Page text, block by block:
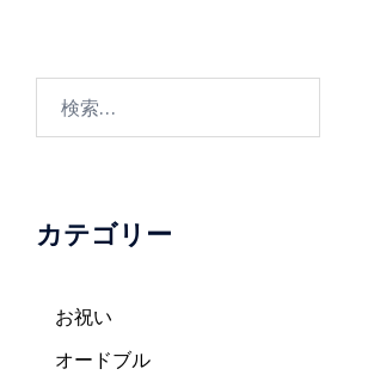
ョ
カテゴリー
お祝い
オードブル